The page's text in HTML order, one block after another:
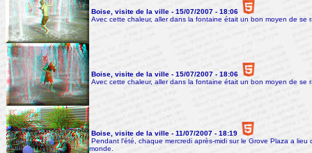
Boise, visite de la ville - 15/07/2007 - 18:06
Avec cette chaleur, aller dans la fontaine était un bon moyen de
Boise, visite de la ville - 15/07/2007 - 18:06
Avec cette chaleur, aller dans la fontaine était un bon moyen de
Boise, visite de la ville - 11/07/2007 - 18:19
Pendant l'été, chaque mercredi après-midi sur le Grove Plaza a lieu
monde.